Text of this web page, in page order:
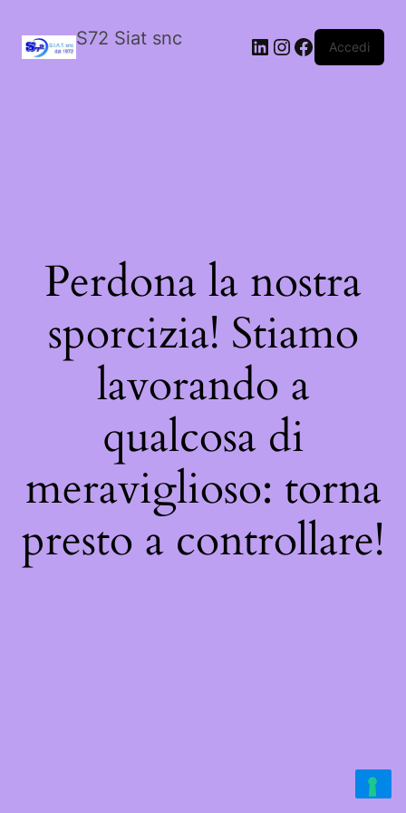
S72 Siat snc LinkedIn
Instagram
Facebook
Accedi
Perdona la nostra
sporcizia! Stiamo
lavorando a
qualcosa di
meraviglioso: torna
presto a controllare!